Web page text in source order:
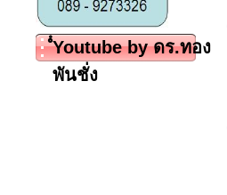
ํํYoutube by ดร.ทอง
พันชั่ง